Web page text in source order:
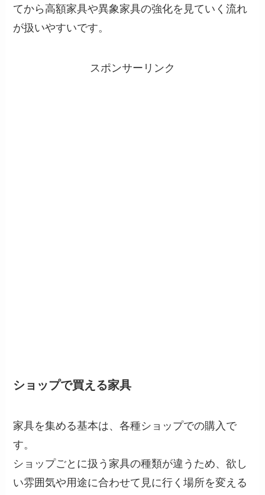
てから高額家具や異象家具の強化を見ていく流れ
が扱いやすいです。
スポンサーリンク
ショップで買える家具
家具を集める基本は、各種ショップでの購入で
す。
ショップごとに扱う家具の種類が違うため、欲し
い雰囲気や用途に合わせて見に行く場所を変える